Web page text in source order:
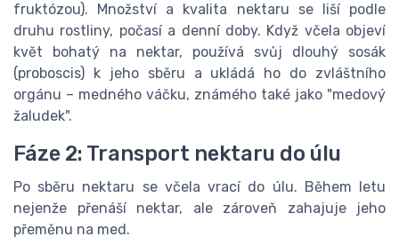
fruktózou). Množství a kvalita nektaru se liší podle
druhu rostliny, počasí a denní doby. Když včela objeví
květ bohatý na nektar, používá svůj dlouhý sosák
(proboscis) k jeho sběru a ukládá ho do zvláštního
orgánu – medného váčku, známého také jako "medový
žaludek".
Fáze 2: Transport nektaru do úlu
Po sběru nektaru se včela vrací do úlu. Během letu
nejenže přenáší nektar, ale zároveň zahajuje jeho
přeměnu na med.